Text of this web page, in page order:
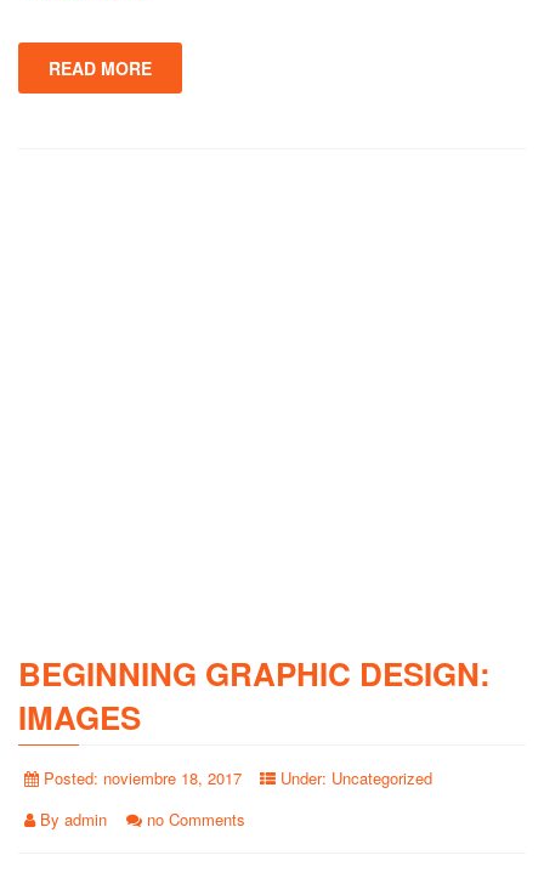
READ MORE
BEGINNING GRAPHIC DESIGN:
IMAGES
Posted: noviembre 18, 2017 Under: Uncategorized
By admin no Comments